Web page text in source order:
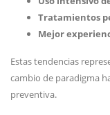
Tratamientos
Mejor
Estas tendencias
cambio de paradigma
preventiva.